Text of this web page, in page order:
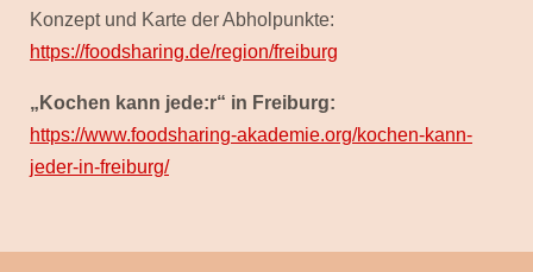
Konzept und Karte der Abholpunkte:
https://foodsharing.de/region/freiburg
„Kochen kann jede:r“ in Freiburg:
https://www.foodsharing-akademie.org/kochen-kann-
jeder-in-freiburg/